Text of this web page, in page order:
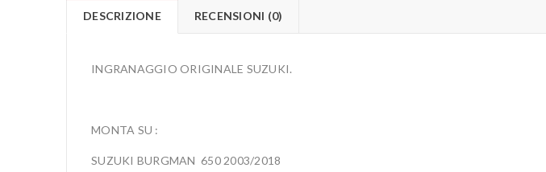
DESCRIZIONE RECENSIONI (0)
INGRANAGGIO ORIGINALE SUZUKI.
MONTA SU :
SUZUKI BURGMAN 650 2003/2018